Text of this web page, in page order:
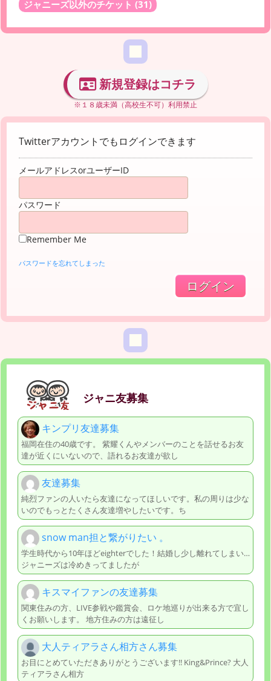
ジャニーズ以外のチケット (31)
新規登録はコチラ
※１８歳未満（高校生不可）利用禁止
Twitterアカウントでもログインできます
メールアドレスorユーザーID
パスワード
Remember Me
パスワードを忘れてしまった
ジャニ友募集
キンプリ友達募集
福岡在住の40歳です。 紫耀くんやメンバーのことを話せるお友
達が近くにいないので、語れるお友達が欲し
友達募集
純烈ファンの人いたら友達になってほしいです。私の周りは少な
いのでもっとたくさん友達増やしたいです。ち
snow man担と繋がりたい 。
学生時代から10年ほどeighterでした！結婚し少し離れてしまい…
ジャニーズは冷めきってましたが
キスマイファンの友達募集
関東住みの方、LIVE参戦や鑑賞会、ロケ地巡りが出来る方で宜し
くお願いします。 地方住みの方は遠征し
大人ティアラさん相方さん募集
お目にとめていただきありがとうございます!! King&Prince? 大人
ティアラさん相方